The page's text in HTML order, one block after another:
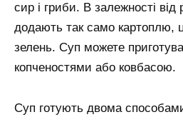
сир і гриби. В залежності від
додають так само картоплю,
зелень. Суп можете
копченостями або ковбасою.
Суп готують двома